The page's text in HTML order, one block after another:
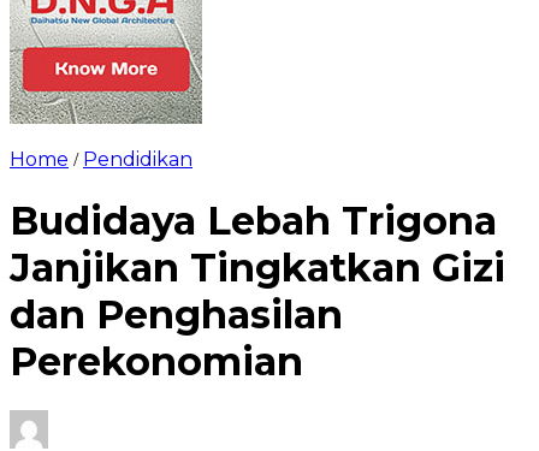
Home / Pendidikan
Budidaya Lebah Trigona
Janjikan Tingkatkan Gizi
dan Penghasilan
Perekonomian